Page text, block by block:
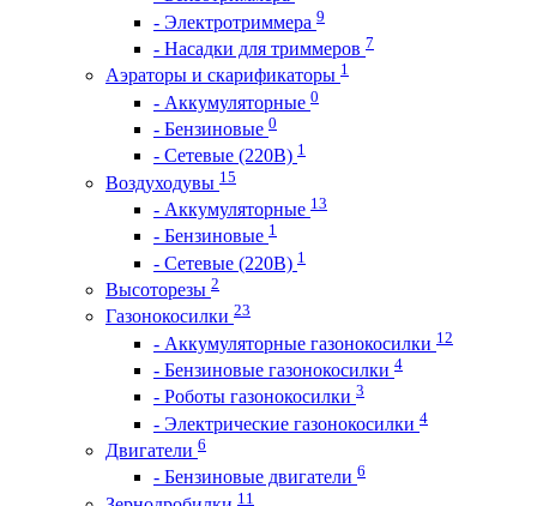
- Электротриммера 9
- Насадки для триммеров 7
Аэраторы и скарификаторы 1
- Аккумуляторные 0
- Бензиновые 0
- Сетевые (220В) 1
Воздуходувы 15
- Аккумуляторные 13
- Бензиновые 1
- Сетевые (220В) 1
Высоторезы 2
Газонокосилки 23
- Аккумуляторные газонокосилки 12
- Бензиновые газонокосилки 4
- Роботы газонокосилки 3
- Электрические газонокосилки 4
Двигатели 6
- Бензиновые двигатели 6
11